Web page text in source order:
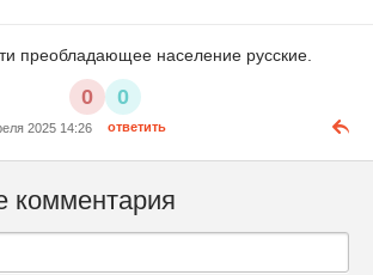
преобладающее население русские.
0 0
2025 14:26 ответить
комментария